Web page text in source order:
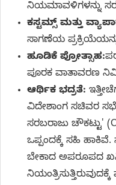
ನಿಯಮಾವಳಿಗಳನ್ನು
ಕಸ್ಟಮ್ಸ್ ಮತ್ತು
ಸಾಗಣೆಯ
ಹೂಡಿಕೆ ಪ್ರೋತ್ಸಾಹ:
ಪೂರಕ ವಾತಾವರಣ
ಆರ್ಥಿಕ ಭದ್ರತೆ:
ವಿದೇಶಾಂಗ ಸಚಿವರ
ಸರಬರಾಜು ಚೌಕಟ್ಟು'
ಒಪ್ಪಂದಕ್ಕೆ ಸಹಿ
ಬೇಕಾದ ಅಪರೂಪದ